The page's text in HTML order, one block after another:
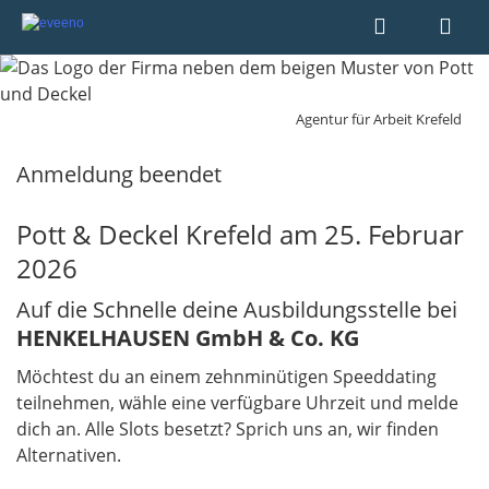
Agentur für Arbeit Krefeld
Anmeldung beendet
Pott & Deckel Krefeld am 25. Februar
2026
Auf die Schnelle deine Ausbildungsstelle bei
HENKELHAUSEN GmbH & Co. KG
Möchtest du an einem zehnminütigen Speeddating
teilnehmen, wähle eine verfügbare Uhrzeit und melde
dich an. Alle Slots besetzt? Sprich uns an, wir finden
Alternativen.